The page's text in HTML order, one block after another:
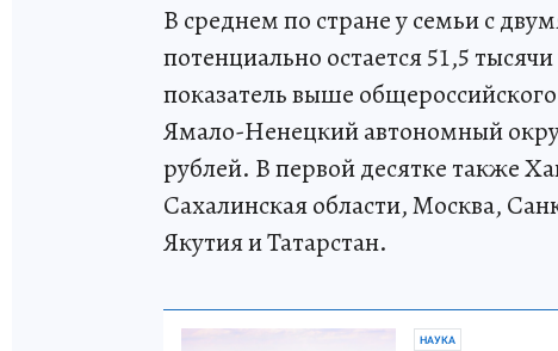
В среднем по стране у семьи с
потенциально остается 51,5
показатель выше
Ямало-Ненецкий автономный
рублей. В первой десятке также
Сахалинская области, Москва,
Якутия и Татарстан.
НАУКА